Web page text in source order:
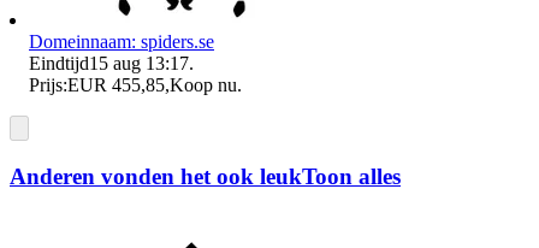
Domeinnaam: spiders.se
Eindtijd15 aug 13:17.
Prijs:EUR 455,85,Koop nu.
Anderen vonden het ook leukToon alles